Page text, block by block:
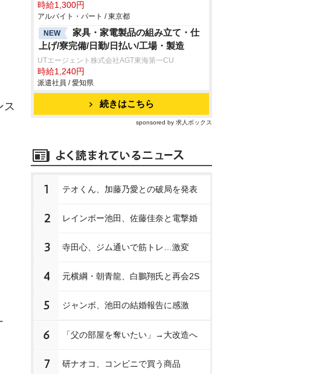
ス
時給1,300円
アルバイト・パート / 東京都
NEW
家具・家電製品の組み立て・仕
上げ/寮完備/日勤/日払い/工場・製造
UTエージェント株式会社AGT東海第一CU
時給1,240円
派遣社員 / 愛知県
続きはこちら
sponsored by 求人ボックス
1 テオくん、加藤乃愛との破局を発表
2 レインボー池田、佐藤佳奈と電撃婚
3 寺田心、ジム通いで筋トレ…激変
4 元横綱・朝青龍、白鵬翔氏と再会2S
5 ジャンボ、池田の結婚報告に感激
6 「父の部屋を奪いたい」→大改造へ
7 研ナオコ、コンビニで買う商品